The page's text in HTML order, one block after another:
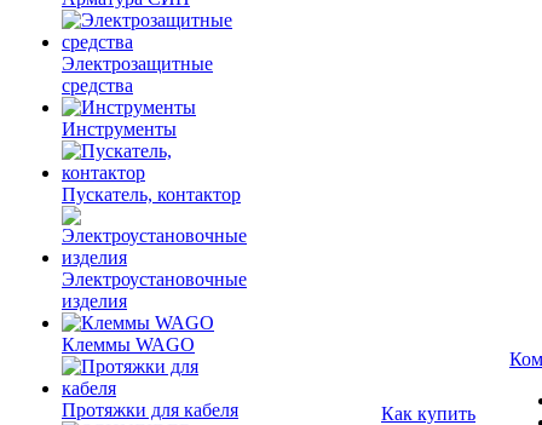
Электрозащитные
средства
Инструменты
Пускатель, контактор
Электроустановочные
изделия
Клеммы WAGO
Протяжки для кабеля
Как купить